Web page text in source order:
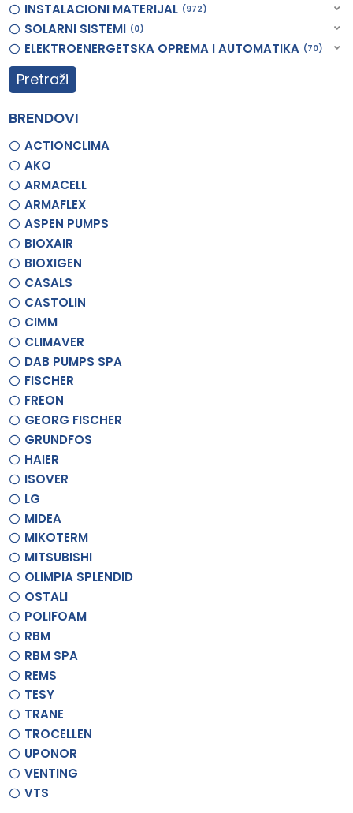
INSTALACIONI MATERIJAL 972
SOLARNI SISTEMI 0
ELEKTROENERGETSKA OPREMA I AUTOMATIKA 70
Pretraži
BRENDOVI
ACTIONCLIMA
AKO
ARMACELL
ARMAFLEX
ASPEN PUMPS
BIOXAIR
BIOXIGEN
CASALS
CASTOLIN
CIMM
CLIMAVER
DAB PUMPS SPA
FISCHER
FREON
GEORG FISCHER
GRUNDFOS
HAIER
ISOVER
LG
MIDEA
MIKOTERM
MITSUBISHI
OLIMPIA SPLENDID
OSTALI
POLIFOAM
RBM
RBM SPA
REMS
TESY
TRANE
TROCELLEN
UPONOR
VENTING
VTS